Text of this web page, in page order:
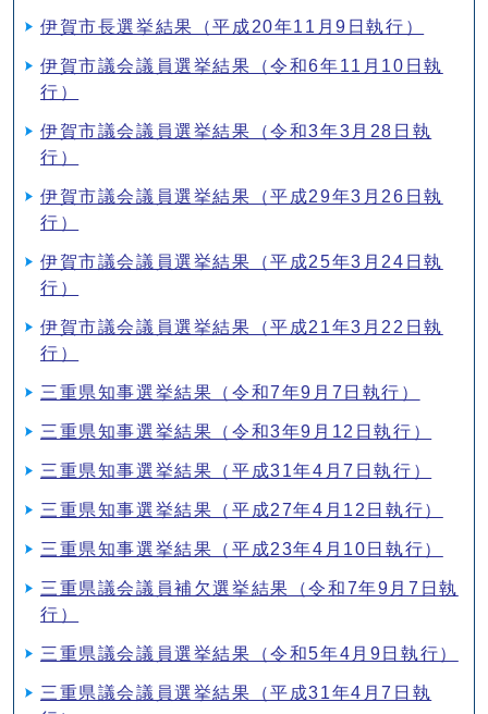
伊賀市長選挙結果（平成20年11月9日執行）
伊賀市議会議員選挙結果（令和6年11月10日執
行）
伊賀市議会議員選挙結果（令和3年3月28日執
行）
伊賀市議会議員選挙結果（平成29年3月26日執
行）
伊賀市議会議員選挙結果（平成25年3月24日執
行）
伊賀市議会議員選挙結果（平成21年3月22日執
行）
三重県知事選挙結果（令和7年9月7日執行）
三重県知事選挙結果（令和3年9月12日執行）
三重県知事選挙結果（平成31年4月7日執行）
三重県知事選挙結果（平成27年4月12日執行）
三重県知事選挙結果（平成23年4月10日執行）
三重県議会議員補欠選挙結果（令和7年9月7日執
行）
三重県議会議員選挙結果（令和5年4月9日執行）
三重県議会議員選挙結果（平成31年4月7日執